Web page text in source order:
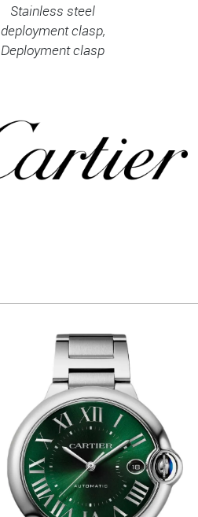
Stainless steel
deployment clasp,
Deployment clasp